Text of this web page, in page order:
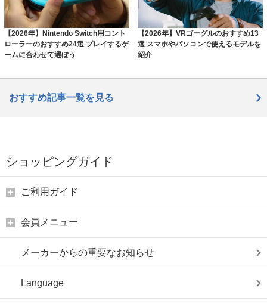
【2026年】Nintendo Switch用コント
ローラーのおすすめ24選 プレイするゲ
ームに合わせて選ぼう
【2026年】VRゴーグルのおすすめ13
選 スマホやパソコンで使えるモデルを
紹介
おすすめ記事一覧を見る
ショッピングガイド
ご利用ガイド
会員メニュー
メーカーからの重要なお知らせ
Language